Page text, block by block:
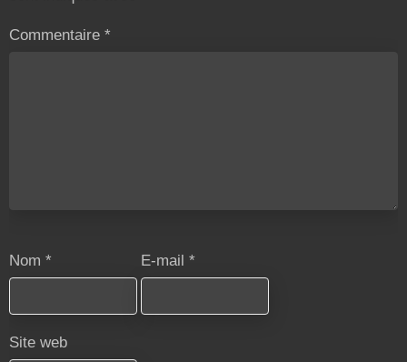
Commentaire *
Nom * E-mail *
Site web